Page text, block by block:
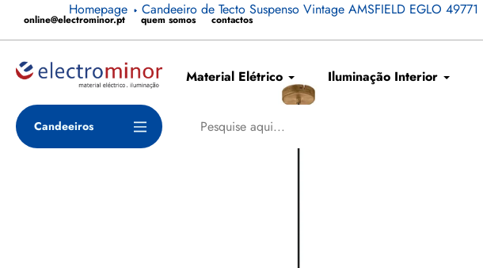
o
conteúdo
online@electrominor.pt quem somos contactos
Material Elétrico Iluminação Interior
Candeeiros
Homepage Candeeiro de Tecto Suspenso Vintage AMSFIELD EGLO 49771